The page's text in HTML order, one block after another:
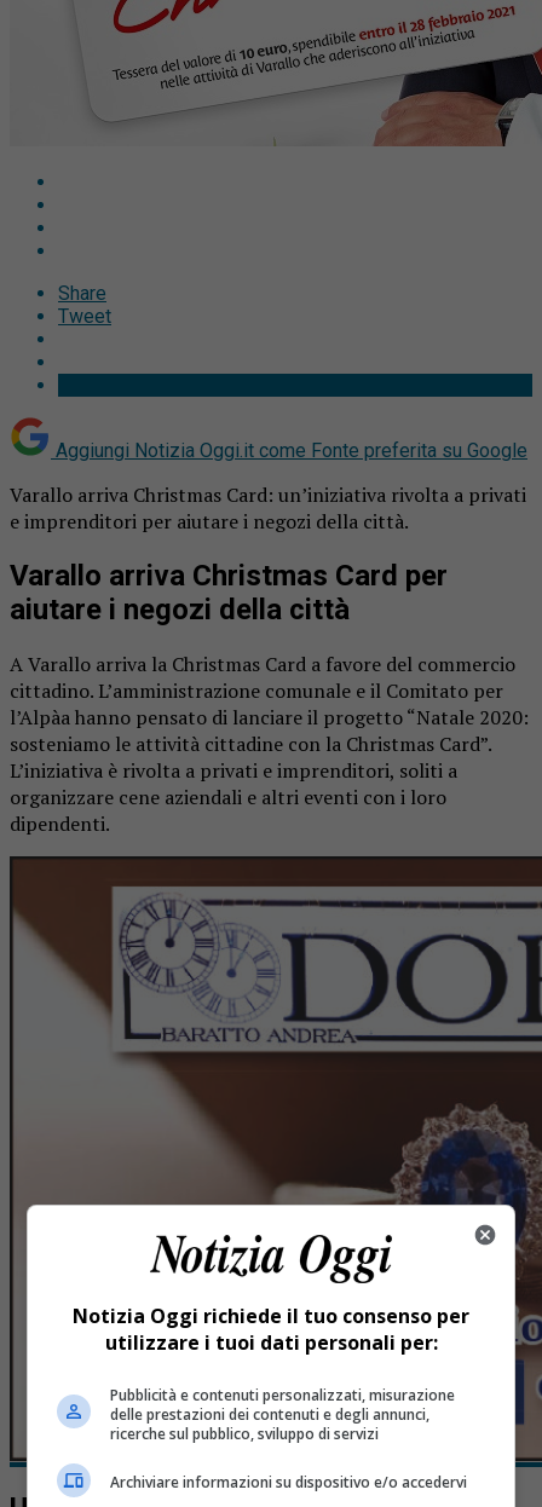
Share
Tweet
Aggiungi Notizia Oggi.it come Fonte preferita su Google
Varallo arriva Christmas Card: un’iniziativa rivolta a privati
e imprenditori per aiutare i negozi della città.
Varallo arriva Christmas Card per
aiutare i negozi della città
A Varallo arriva la Christmas Card a favore del commercio
cittadino. L’amministrazione comunale e il Comitato per
l’Alpàa hanno pensato di lanciare il progetto “Natale 2020:
sosteniamo le attività cittadine con la Christmas Card”.
L’iniziativa è rivolta a privati e imprenditori, soliti a
organizzare cene aziendali e altri eventi con i loro
dipendenti.
Notizia Oggi richiede il tuo consenso per
utilizzare i tuoi dati personali per:
Pubblicità e contenuti personalizzati, misurazione
delle prestazioni dei contenuti e degli annunci,
ricerche sul pubblico, sviluppo di servizi
Archiviare informazioni su dispositivo e/o accedervi